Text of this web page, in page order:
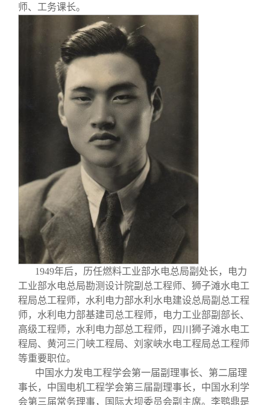
师、工务课长。
1949年后，历任燃料工业部水电总局副处长，电力
工业部水电总局勘测设计院副总工程师、狮子滩水电工
程局总工程师，水利电力部水利水电建设总局副总工程
师，水利电力部基建司总工程师，电力工业部副部长、
高级工程师，水利电力部总工程师，四川狮子滩水电工
程局、黄河三门峡工程局、刘家峡水电工程局总工程师
等重要职位。
中国水力发电工程学会第一届副理事长、第二届理
事长，中国电机工程学会第三届副理事长，中国水利学
会第三届常务理事，国际大坝委员会副主席。李鹗鼎是